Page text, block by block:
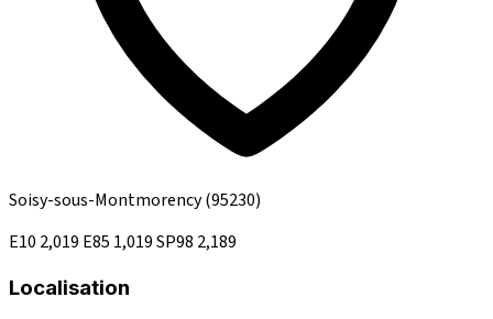
Soisy-sous-Montmorency(95230)
E10 2,019 E85 1,019SP98 2,189
Localisation